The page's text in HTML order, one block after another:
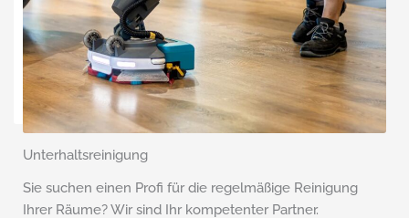
Unterhaltsreinigung
Sie suchen einen Profi für die regelmäßige Reinigung
Ihrer Räume? Wir sind Ihr kompe­tenter Partner.